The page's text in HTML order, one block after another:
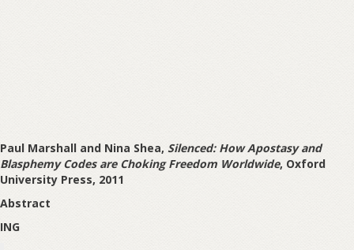
Paul Marshall and Nina Shea, Silenced: How Apostasy and
Blasphemy Codes are Choking Freedom Worldwide, Oxford
University Press, 2011
Abstract
ING